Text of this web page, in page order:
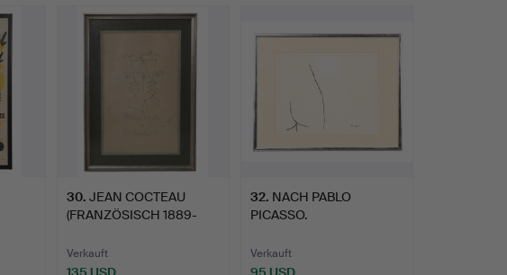
30. JEAN COCTEAU
(FRANZÖSISCH 1889-
Verkauft
32. NACH PABLO
PICASSO.
DRUCK.
Verkauft